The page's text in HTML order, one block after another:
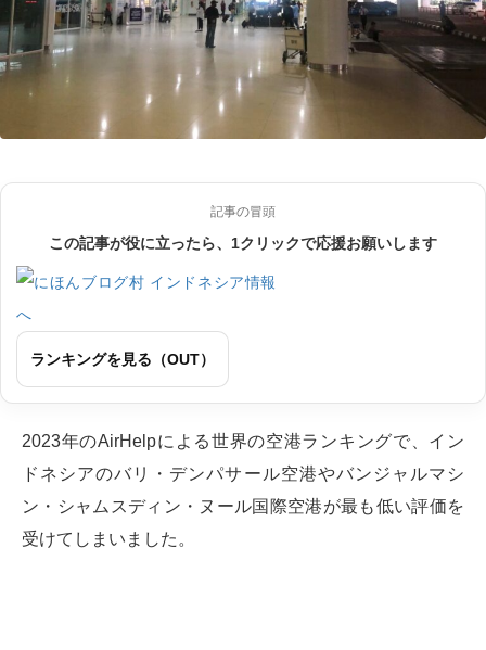
記事の冒頭
この記事が役に立ったら、1クリックで応援お願いします
ランキングを見る（OUT）
2023年のAirHelpによる世界の空港ランキングで、イン
ドネシアのバリ・デンパサール空港やバンジャルマシ
ン・シャムスディン・ヌール国際空港が最も低い評価を
受けてしまいました。